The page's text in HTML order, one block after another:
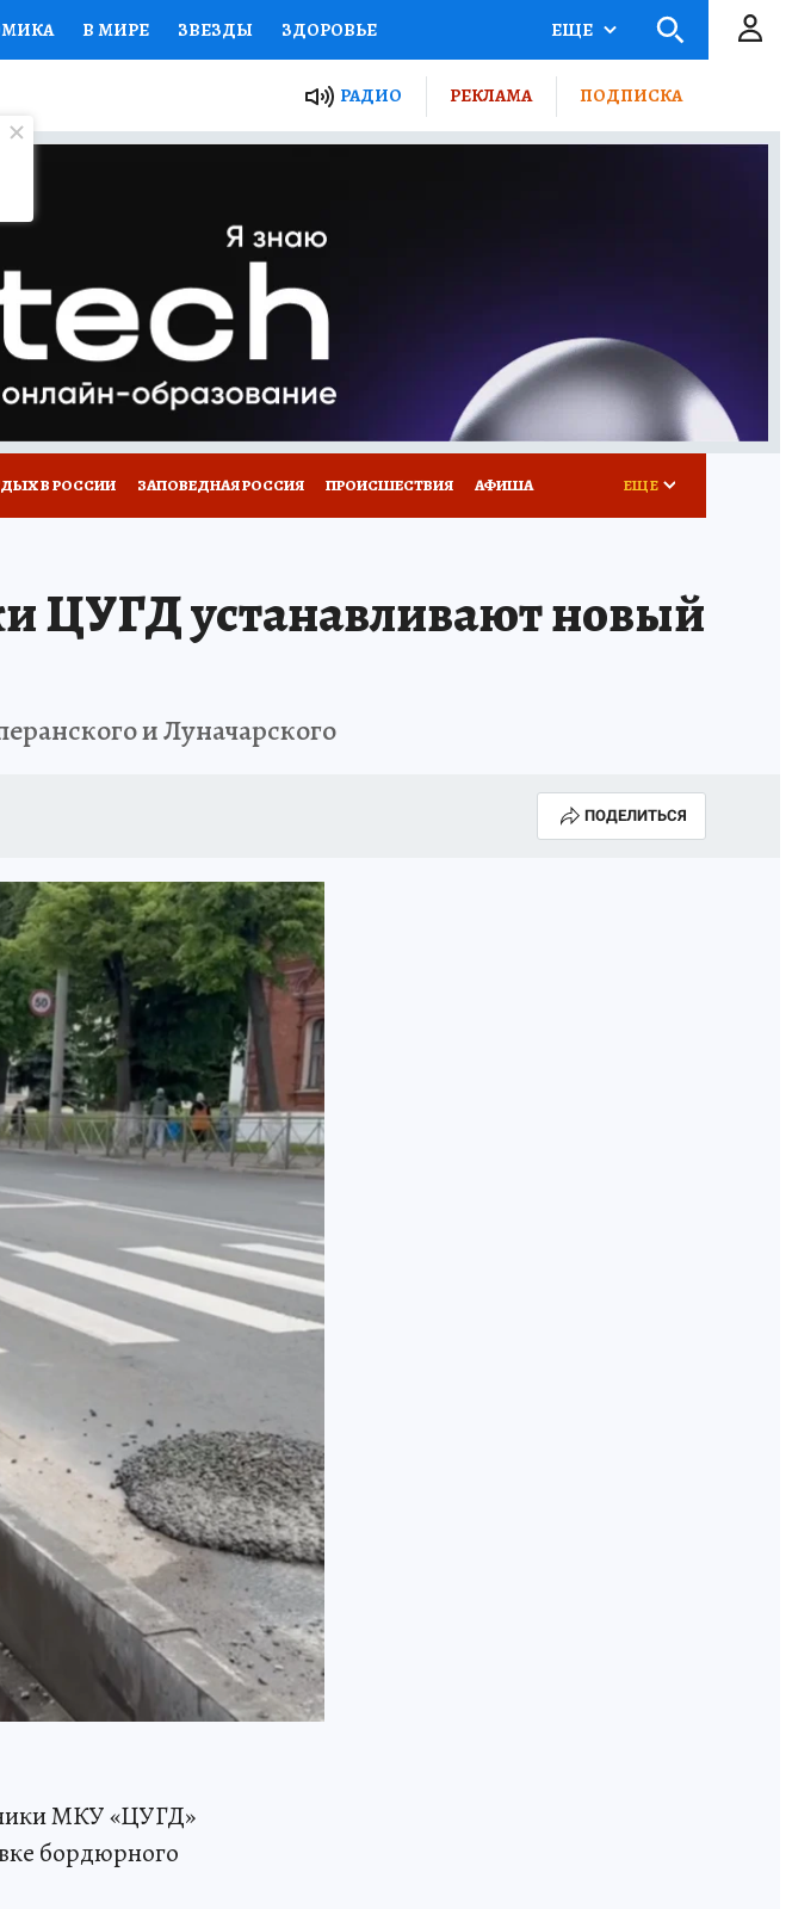
В МИРЕ ЗВЕЗДЫ ЗДОРОВЬЕ
НАЦИОНАЛЬНЫЕ ПРОЕКТЫ РОССИИ
СЕМЬЯ ЖЕНСКИЕ СЕКРЕТЫ ПУТЕВОДИТЕЛЬ
ГИД ПОТРЕБИТЕЛЯ
ВЛАДИМИР
ЕЩЕ
РАДИО РЕКЛАМА ПОДПИСКА
В РОССИИ ЗАПОВЕДНАЯ РОССИЯ ПРОИСШЕСТВИЯ АФИША ЕЩЕ
ЦУГД устанавливают новый
и Луначарского
ПОДЕЛИТЬСЯ
МКУ «ЦУГД»
бордюрного